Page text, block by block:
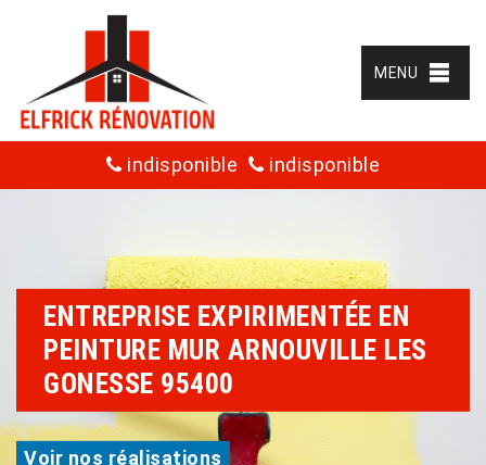
MENU
indisponible indisponible
ENTREPRISE EXPIRIMENTÉE EN
PEINTURE MUR ARNOUVILLE LES
GONESSE 95400
Voir nos réalisations